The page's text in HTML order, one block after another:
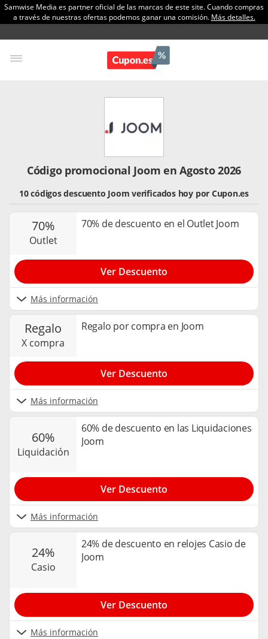
Samwise Media es partner oficial de las marcas de este site. Cuando compras
a través de nuestras ofertas podemos ganar una comisión. Más detalles.
Código promocional Joom en Agosto 2026
10 códigos descuento Joom verificados hoy por Cupon.es
70%
outlet
70% de descuento en el Outlet Joom
Más información
Ver Descuento
regalo
x compra
Regalo por compra en Joom
Más información
Ver Descuento
60%
liquidación
60% de descuento en las Liquidaciones
Joom
Más información
Ver Descuento
24%
casio
24% de descuento en relojes Casio de
Joom
Más información
Ver Descuento